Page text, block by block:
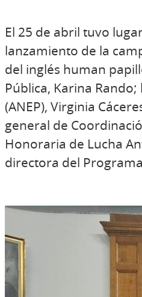
El 25 de abril tuvo
lanzamiento de la
del inglés human
Pública, Karina
(ANEP), Virginia
general de
Honoraria de Lucha
directora del